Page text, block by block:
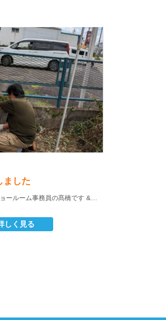
ました
ールーム事務員の髙橋です &…
しく見る